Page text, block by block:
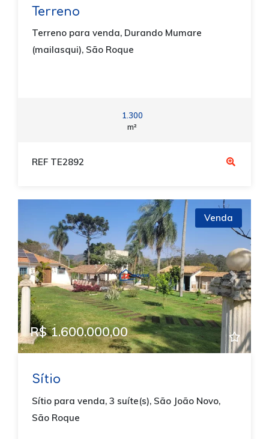
Terreno
Terreno para venda, Durando Mumare
(mailasqui), São Roque
1.300
m²
REF TE2892
Previous Next
Venda
R$ 1.600.000,00
Sítio
Sítio para venda, 3 suíte(s), São João Novo,
São Roque